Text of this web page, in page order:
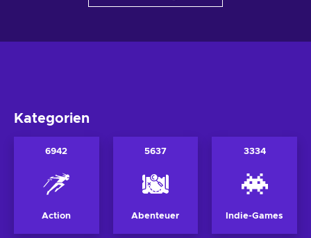
Kategorien
6942
Action
5637
Abenteuer
3334
Indie-Games